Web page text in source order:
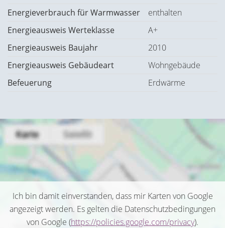
Energieverbrauch für Warmwasser
enthalten
Energieausweis Werteklasse
A+
Energieausweis Baujahr
2010
Energieausweis Gebäudeart
Wohngebäude
Befeuerung
Erdwärme
Ich bin damit einverstanden, dass mir Karten von Google
angezeigt werden. Es gelten die Datenschutzbedingungen
von Google (https://policies.google.com/privacy).